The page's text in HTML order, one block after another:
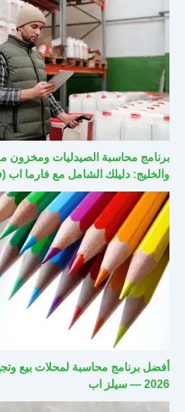
برنامج محاسبة الصيدليات ومخزون
والخليج: دليلك الشامل مع فارما اب (PharmUp)
أفضل برنامج محاسبة لمحلات بيع
2026 — سيلز اب